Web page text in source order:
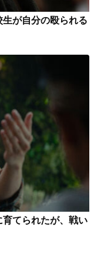
が自分の殴られる
てられたが、戦い